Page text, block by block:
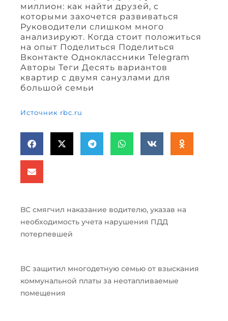
миллион: как найти друзей, с
которыми захочется развиваться
Руководители слишком много
анализируют. Когда стоит положиться
на опыт Поделиться Поделиться
Вконтакте Одноклассники Telegram
Авторы Теги Десять вариантов
квартир с двумя санузлами для
большой семьи
Источник rbc.ru
ВС смягчил наказание водителю, указав на
необходимость учета нарушения ПДД
потерпевшей
ВС защитил многодетную семью от взыскания
коммунальной платы за неотапливаемые
помещения